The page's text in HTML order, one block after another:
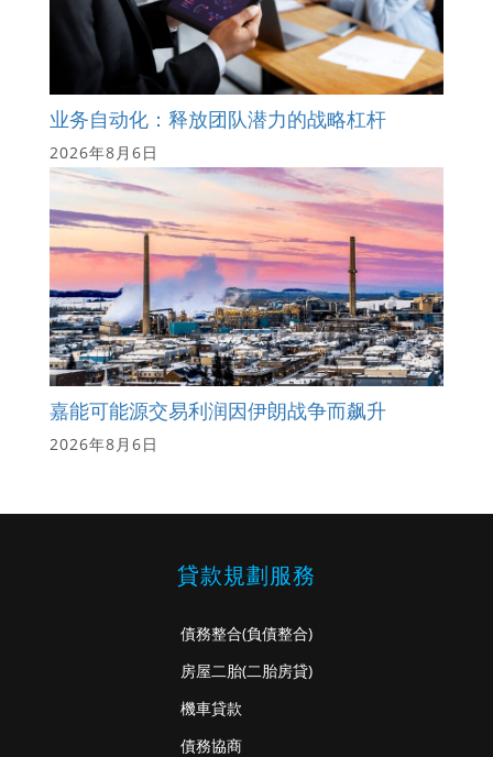
业务自动化：释放团队潜力的战略杠杆
2026年8月6日
嘉能可能源交易利润因伊朗战争而飙升
2026年8月6日
貸款規劃服務
債務整合(負債整合)
房屋二胎(二胎房貸)
機車貸款
債務協商